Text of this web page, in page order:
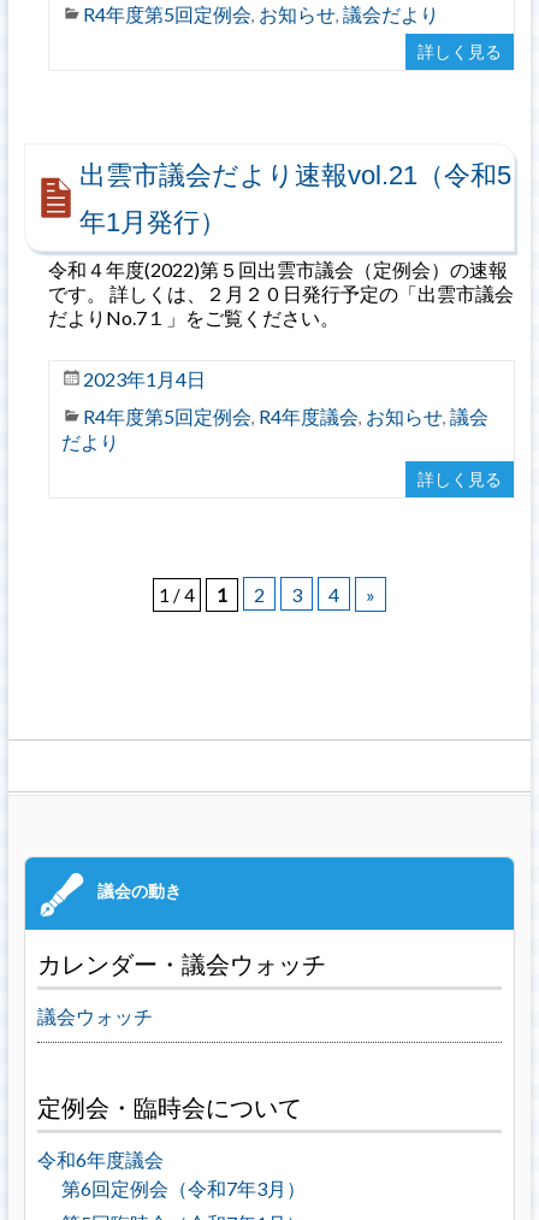
R4年度第5回定例会, お知らせ, 議会だより
詳しく見る
出雲市議会だより速報vol.21（令和5
年1月発行）
令和４年度(2022)第５回出雲市議会（定例会）の速報
です。 詳しくは、２月２０日発行予定の「出雲市議会
だよりNo.7１」をご覧ください。
2023年1月4日
R4年度第5回定例会, R4年度議会, お知らせ, 議会
だより
詳しく見る
1 / 4 1 2 3 4 »
カレンダー・議会ウォッチ
議会ウォッチ
定例会・臨時会について
令和6年度議会
第6回定例会（令和7年3月）